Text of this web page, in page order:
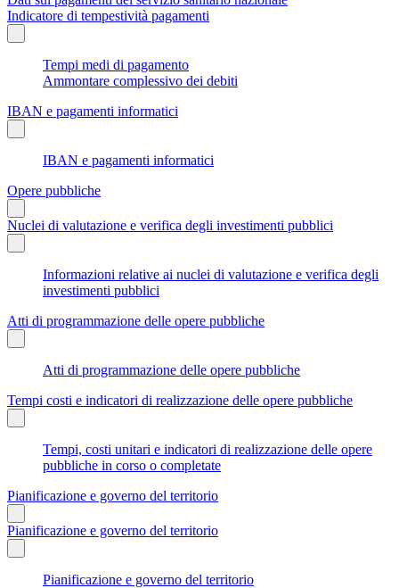
Indicatore di tempestività pagamenti
Tempi medi di pagamento
Ammontare complessivo dei debiti
IBAN e pagamenti informatici
IBAN e pagamenti informatici
Opere pubbliche
Nuclei di valutazione e verifica degli investimenti pubblici
Informazioni relative ai nuclei di valutazione e verifica degli
investimenti pubblici
Atti di programmazione delle opere pubbliche
Atti di programmazione delle opere pubbliche
Tempi costi e indicatori di realizzazione delle opere pubbliche
Tempi, costi unitari e indicatori di realizzazione delle opere
pubbliche in corso o completate
Pianificazione e governo del territorio
Pianificazione e governo del territorio
Pianificazione e governo del territorio